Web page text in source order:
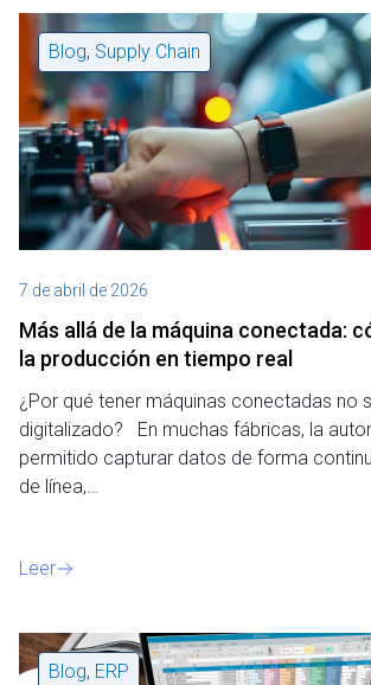
Blog, Supply Chain
7 de abril de 2026
Más allá de la máquina conectada:
la producción en tiempo real
¿Por qué tener máquinas conectadas no
digitalizado? En muchas fábricas, la
permitido capturar datos de forma
de línea,…
Leer
Blog, ERP